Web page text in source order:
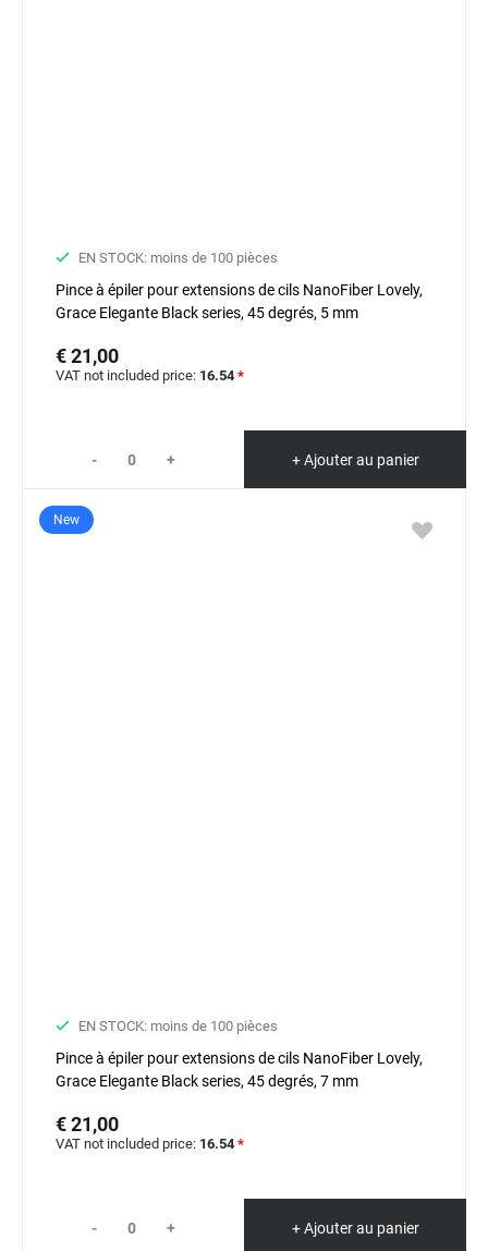
EN STOCK: moins de 100 pièces
Pince à épiler pour extensions de cils NanoFiber Lovely,
Grace Elegante Black series, 45 degrés, 5 mm
€ 21,00
VAT not included price: 16.54 *
- + + Ajouter au panier
New
EN STOCK: moins de 100 pièces
Pince à épiler pour extensions de cils NanoFiber Lovely,
Grace Elegante Black series, 45 degrés, 7 mm
€ 21,00
VAT not included price: 16.54 *
- + + Ajouter au panier